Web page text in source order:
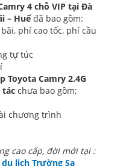
4 chỗ VIP tại Đà
– Huếđã bao gồm:
phí cao tốc, phí cầu
tự túc
Toyota Camry 2.4G
tác chưa bao gồm;
chương trình
cao cấp, đời mới tại :
lịch Trường Sa